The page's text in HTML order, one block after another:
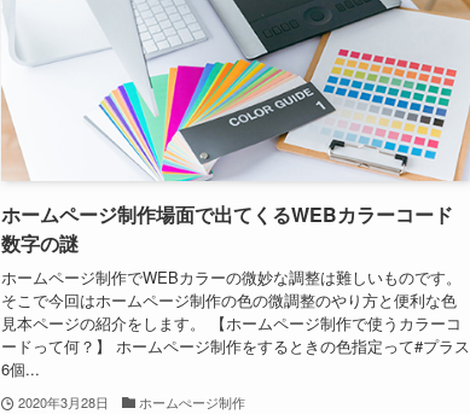
ホームページ制作場面で出てくるWEBカラーコード
数字の謎
ホームページ制作でWEBカラーの微妙な調整は難しいものです。
そこで今回はホームページ制作の色の微調整のやり方と便利な色
見本ページの紹介をします。 【ホームページ制作で使うカラーコ
ードって何？】 ホームページ制作をするときの色指定って#プラス
6個...
2020年3月28日 ホームぺージ制作